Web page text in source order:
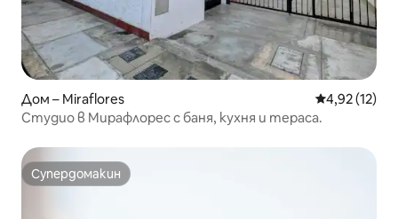
Дом – Miraflores Средна
4,92 (12)
Студио в Мирафлорес с баня, кухня и тераса.
Супердомакин
Супердомакин